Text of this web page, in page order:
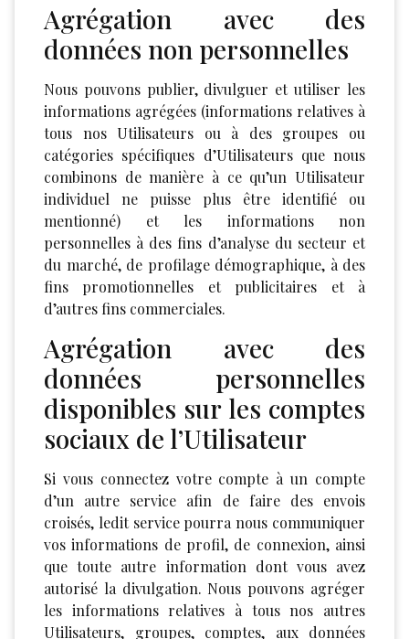
Agrégation avec des
données non personnelles
Nous pouvons publier, divulguer et utiliser les
informations agrégées (informations relatives à
tous nos Utilisateurs ou à des groupes ou
catégories spécifiques d’Utilisateurs que nous
combinons de manière à ce qu’un Utilisateur
individuel ne puisse plus être identifié ou
mentionné) et les informations non
personnelles à des fins d’analyse du secteur et
du marché, de profilage démographique, à des
fins promotionnelles et publicitaires et à
d’autres fins commerciales.
Agrégation avec des
données personnelles
disponibles sur les comptes
sociaux de l’Utilisateur
Si vous connectez votre compte à un compte
d’un autre service afin de faire des envois
croisés, ledit service pourra nous communiquer
vos informations de profil, de connexion, ainsi
que toute autre information dont vous avez
autorisé la divulgation. Nous pouvons agréger
les informations relatives à tous nos autres
Utilisateurs, groupes, comptes, aux données